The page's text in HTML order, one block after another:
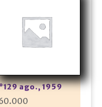
ago., 1959